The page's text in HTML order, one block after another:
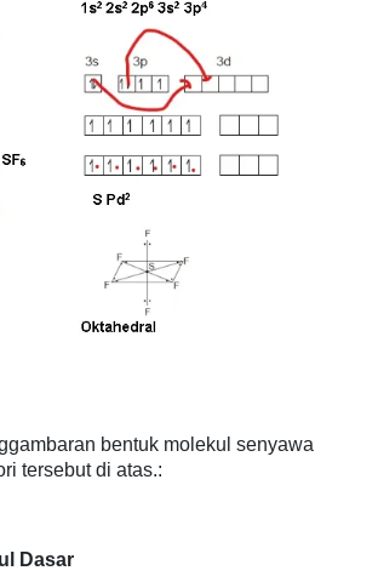
bentuk molekul senyawa
tersebut di atas.:
Dasar